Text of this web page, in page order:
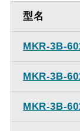
ダクト方向上
方（天井取
タイプ）
ダクト方向
タイプ）
型名
MKR-3B-
MKR-3B-
MKR-3B-